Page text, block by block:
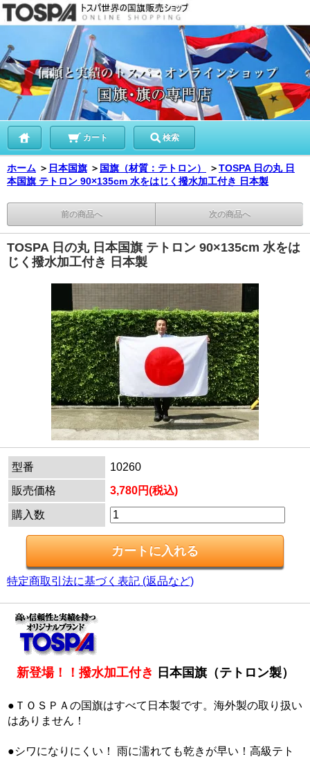
カート 検索
ホーム ＞ 日本国旗 ＞ 国旗（材質：テトロン） ＞TOSPA 日の丸 日
本国旗 テトロン 90×135cm 水をはじく撥水加工付き 日本製
前の商品へ 次の商品へ
TOSPA 日の丸 日本国旗 テトロン 90×135cm 水をは
じく撥水加工付き 日本製
型番
10260
販売価格
3,780円(税込)
購入数
特定商取引法に基づく表記 (返品など)
新登場！！撥水加工付き 日本国旗（テトロン製）
●ＴＯＳＰＡの国旗はすべて日本製です。海外製の取り扱い
はありません！
●シワになりにくい！ 雨に濡れても乾きが早い！高級テト